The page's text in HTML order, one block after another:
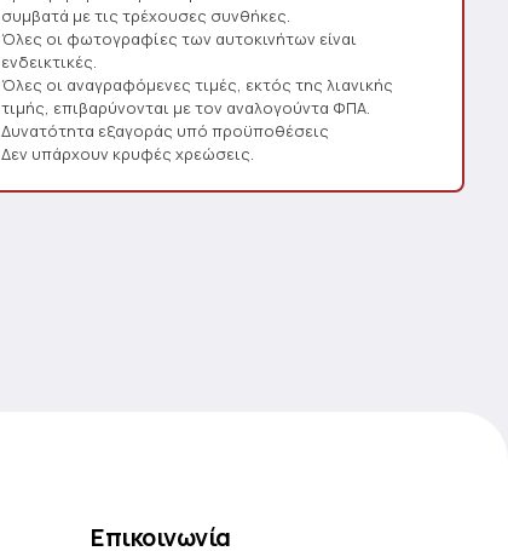
συμβατά με τις τρέχουσες συνθήκες.
Όλες οι φωτογραφίες των αυτοκινήτων είναι
ενδεικτικές.
Όλες οι αναγραφόμενες τιμές, εκτός της λιανικής
τιμής, επιβαρύνονται με τον αναλογούντα ΦΠΑ.
Δυνατότητα εξαγοράς υπό προϋποθέσεις
Δεν υπάρχουν κρυφές χρεώσεις.
Επικοινωνία